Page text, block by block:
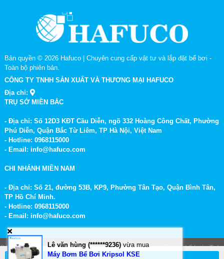
Bản quyền © 2026 Hafuco | Chuyên cung cấp vật tư và lắp đặt bể bơi -
Toàn bộ phiên bản.
CÔNG TY TNHH SẢN XUẤT VÀ THƯƠNG MẠI HAFUCO
Địa chỉ:
TRỤ SỞ MIỀN BẮC
- Địa chỉ: Số 12D3 KĐT Cầu Diễn, ngõ 332 Hoàng Công Chất, Phường
Phú Diễn, Quận Bắc Từ Liêm, TP Hà Nội, Việt Nam
- Hotline: 0968115000
- Email: info@hafuco.com
CHI NHÁNH MIỀN NAM
- Địa chỉ: Số 21, đường 53B, KP9, Phường Tân Tạo, Quận Bình Tân,
TP Hồ Chí Minh.
- Hotline: 0968115000
- Email: info@hafuco.com
Bản quyền © 2026 Hafuco | Chuyên cung cấp vật tư và lắp đặt bể bơi- Toàn
bộ phiên bản.
Lê văn hùng (******9236) vừa mua
Máy Bơm Bể Bơi Kripsol KSE